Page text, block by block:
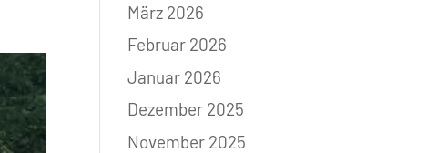
März 2026
Februar 2026
Januar 2026
Dezember 2025
November 2025